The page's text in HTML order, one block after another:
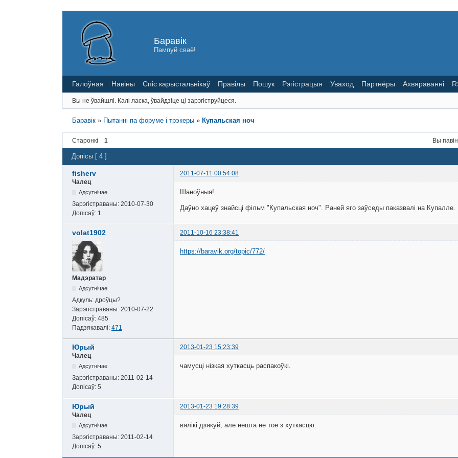
Баравік
Пампуй сваё!
Галоўная Навіны Спіс карыстальнікаў Правілы Пошук Рэгістрацыя Уваход Партнёры Ахвяраванні
Вы не ўвайшлі. Калі ласка, ўвайдзіце ці зарэгіструйцеся.
Баравік » Пытанні па форуме і трэкеры » Купальская ноч
Старонкі 1 Вы
Допісы [ 4 ]
fisherv
2011-07-11 00:54:08
Чалец
Адсутнічае
Зарэгістраваны: 2010-07-30
Допісаў: 1
Шаноўныя!
Даўно хацеў знайсці фільм "Купальская ноч". Раней яго заўседы паказвалі на
volat1902 2011-10-16 23:38:41
Мадэратар
Адсутнічае
Адкуль: дроўцы?
Зарэгістраваны: 2010-07-22
Допісаў: 485
Падзякавалі: 471
https://baravik.org/topic/772/
Юрый
2013-01-23 15:23:39
Чалец
Адсутнічае
Зарэгістраваны: 2011-02-14
Допісаў: 5
чамусці нізкая хуткасць распакоўкі.
Юрый
2013-01-23 19:28:39
Чалец
Адсутнічае
Зарэгістраваны: 2011-02-14
Допісаў: 5
вялікі дзякуй, але нешта не тое з хуткасцю.